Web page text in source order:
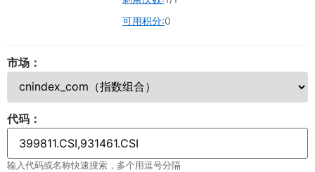
可用积分:0
市场：
代码：
输入代码或名称快速搜索，多个用逗号分隔